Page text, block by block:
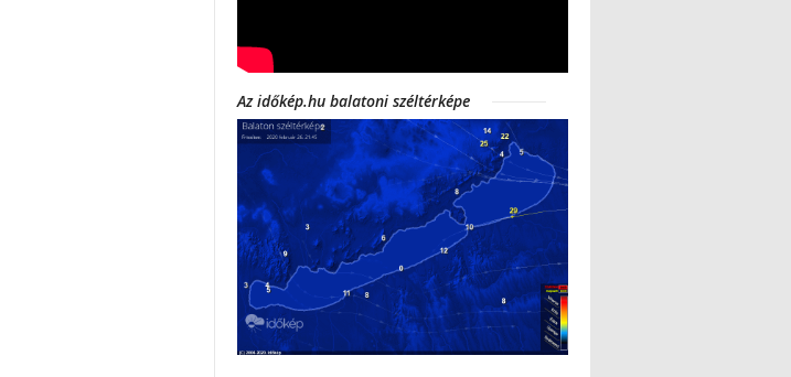
Az időkép.hu balatoni széltérképe